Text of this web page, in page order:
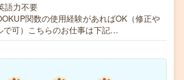
語力不要
関数の使用経験があればOK（修正や
で可）こちらのお仕事は下記…